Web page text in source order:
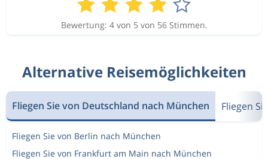
Bewertung: 4 von 5 von 56 Stimmen.
Alternative Reisemöglichkeiten
Fliegen Sie von Deutschland nach München Fliegen
Fliegen Sie von Berlin nach München
Fliegen Sie von Frankfurt am Main nach München